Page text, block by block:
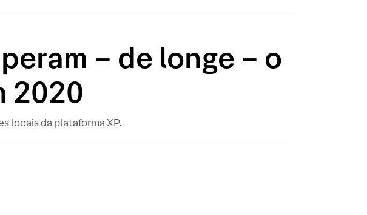
– de longe – o
2020
locais da plataforma XP.